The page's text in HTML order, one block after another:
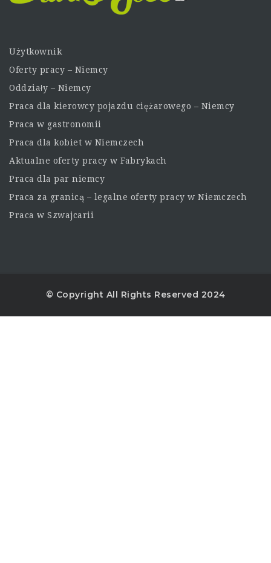
Użytkownik
Oferty pracy – Niemcy
Oddziały – Niemcy
Praca dla kierowcy pojazdu ciężarowego – Niemcy
Praca w gastronomii
Praca dla kobiet w Niemczech
Aktualne oferty pracy w Fabrykach
Praca dla par niemcy
Praca za granicą – legalne oferty pracy w Niemczech
Praca w Szwajcarii
© Copyright All Rights Reserved 2024